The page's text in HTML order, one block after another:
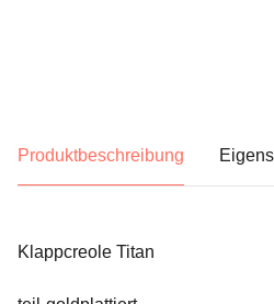
Produktbeschreibung
Klappcreole Titan